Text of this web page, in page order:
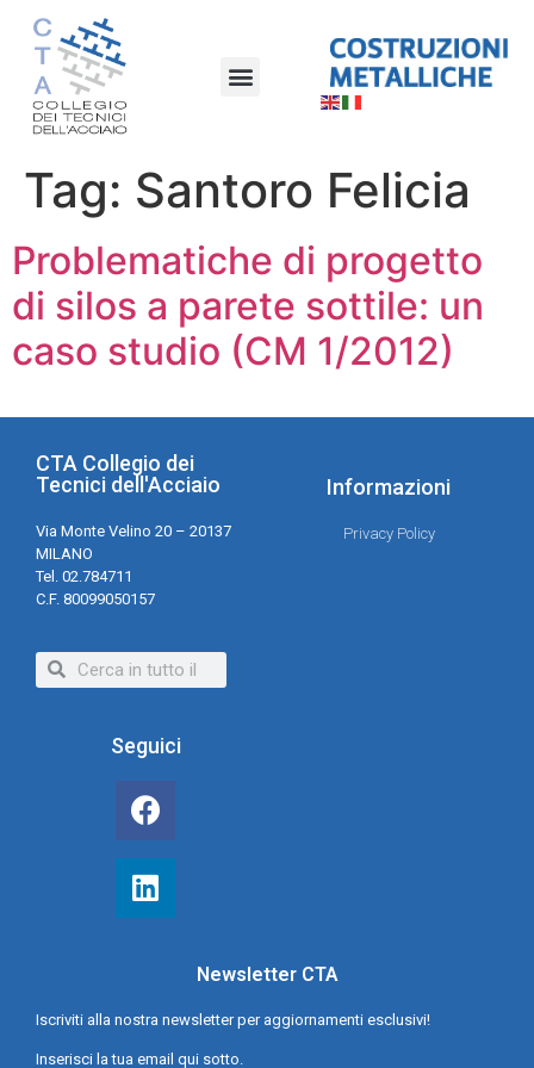
Tag: Santoro Felicia
Problematiche di progetto
di silos a parete sottile: un
caso studio (CM 1/2012)
CTA Collegio dei
Tecnici dell'Acciaio
Via Monte Velino 20 – 20137
MILANO
Tel. 02.784711
C.F. 80099050157
Informazioni
Privacy Policy
Seguici
Newsletter CTA
Iscriviti alla nostra newsletter per aggiornamenti esclusivi!
Inserisci la tua email qui sotto.